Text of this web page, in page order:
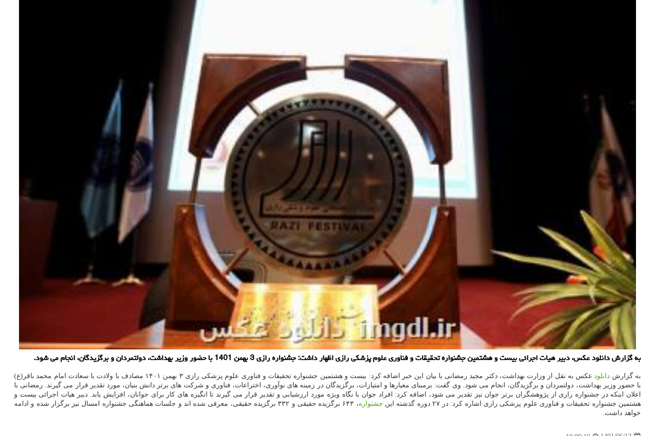
به گزارش دانلود عکس، دبیر هیات اجرائی بیست و هشتمین جشنواره تحقیقات و فناوری علوم پزشکی رازی اظهار داشت: جشنواره رازی 3 بهمن 1401 با حضور وزیر بهداشت، دولتمردان و برگزیدگان، انجام می شود.
به گزارش دانلود
عکس به نقل از وزارت بهداشت، دکتر مجید رمضانی با بیان این خبر اضافه کرد: بیست و هشتمین جشنواره تحقیقات و فناوری علوم پزشکی رازی ۳ بهمن ۱۴۰۱ مصادف با ولادت با سعادت امام محمد باقر(ع)
با حضور وزیر بهداشت، دولتمردان و برگزیدگان، انجام می شود. وی گفت: برمبنای معیارها و امتیازات، برگزیدگان در زمینه های نوآوری، اختراعات، فناوری و شرکت های برتر دانش بنیان، مورد تقدیر قرار می گیرند. رمضانی با
اعلان اینکه در جشنواره رازی از پژوهشگران برتر جوان نیز تقدیر می شود، اضافه کرد: افراد جوان با نگاه ویژه مورد ارزشیابی و تقدیر قرار می گیرند تا انگیزه های کار برای جوانان، افزایش یابد. دبیر هیات اجرائی بیست و
هشتمین جشنواره تحقیقات و فناوری علوم پزشکی رازی اشاره کرد: در ۲۷ دوره گذشته این
جشنواره
، ۶۴۳ برگزیده حقیقی و ۳۳۲ برگزیده حقیقی، معرفی شده اند و جلسات هماهنگی جشنواره امسال نیز برگزار شده و ادامه
خواهد داشت.